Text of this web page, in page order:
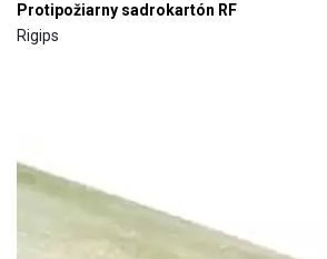
Protipožiarny sadrokartón RF
Rigips